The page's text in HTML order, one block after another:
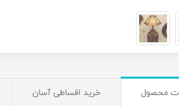
محصول خرید اقساطی آسان